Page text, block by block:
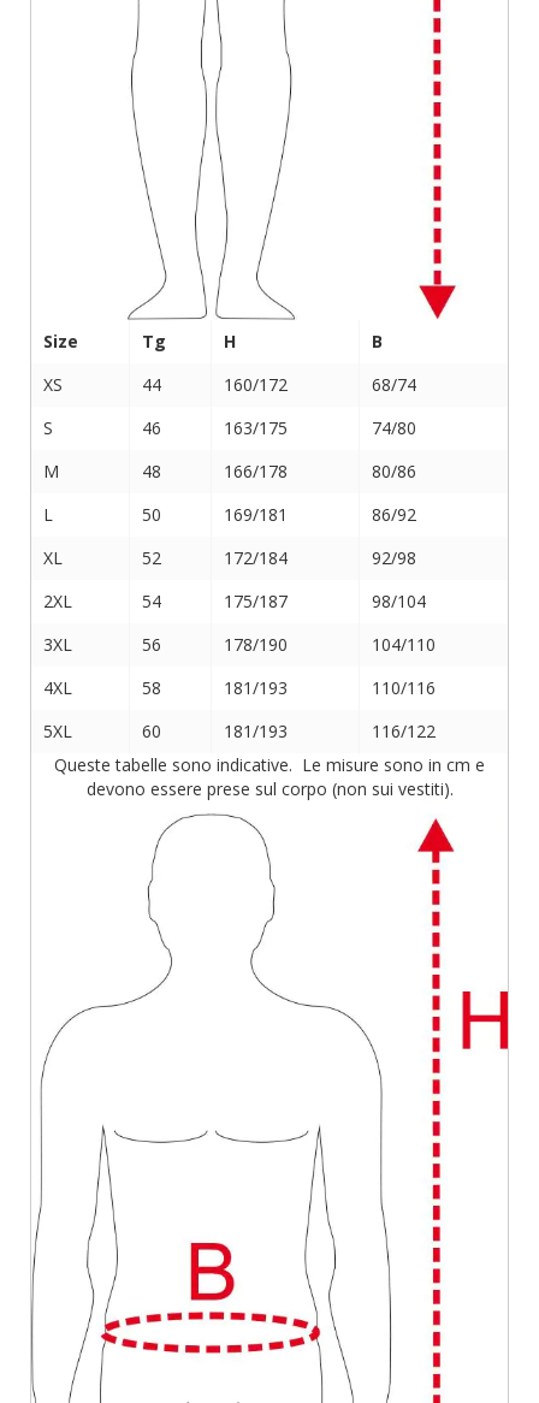
Size Tg H
B
XS
44 160/172
68/74
S
46 163/175
74/80
M
48 166/178
80/86
L
50 169/181
86/92
XL
52 172/184
92/98
2XL
54 175/187
98/104
3XL
56 178/190
104/110
4XL
58 181/193
110/116
5XL
60 181/193
116/122
Queste tabelle sono indicative. Le misure sono in cm e
devono essere prese sul corpo (non sui vestiti).